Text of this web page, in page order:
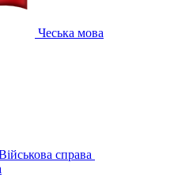
Чеська мова
справа